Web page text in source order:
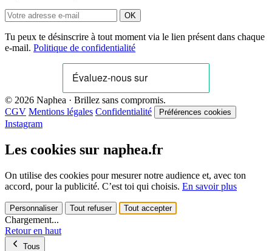
OK
Tu peux te désinscrire à tout moment via le lien présent dans chaque
e-mail. Politique de confidentialité
© 2026 Naphea · Brillez sans compromis.
CGV Mentions légales Confidentialité Préférences cookies
Instagram
Les cookies sur naphea.fr
On utilise des cookies pour mesurer notre audience et, avec ton
accord, pour la publicité. C’est toi qui choisis. En savoir plus
Personnaliser Tout refuser Tout accepter
Chargement...
Retour en haut
Tous